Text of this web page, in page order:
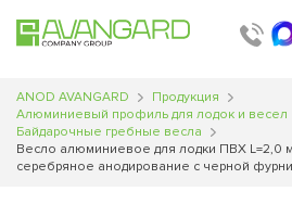
ANOD AVANGARD
Продукция
Алюминиевый профиль для лодок и весел
Байдарочные гребные весла
Весло алюминиевое для лодки ПВХ L=2,0
серебряное анодирование с черной